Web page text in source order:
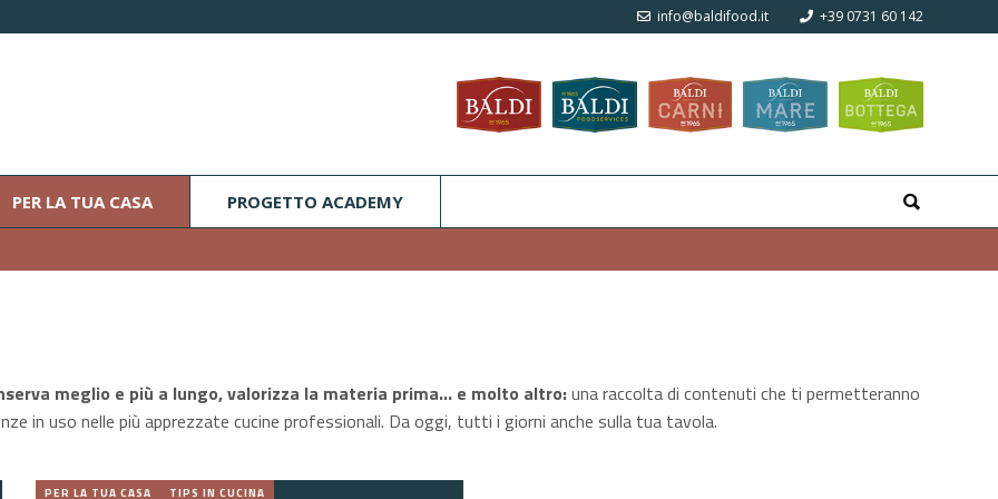
info@baldifood.it +39 0731 60 142
PER LA TUA CASA PROGETTO ACADEMY
meglio e più a lungo, valorizza la materia prima… e molto altro:una raccolta di contenuti che ti permetteranno
in uso nelle più apprezzate cucine professionali. Da oggi, tutti i giorni anche sulla tua tavola.
PER LA TUA CASA TIPS IN CUCINA